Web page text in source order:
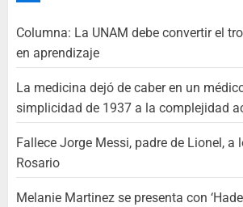
Columna: La UNAM debe convertir el
en aprendizaje
La medicina dejó de caber en un
simplicidad de 1937 a la complejidad
Fallece Jorge Messi, padre de Lionel, a
Rosario
Melanie Martinez se presenta con